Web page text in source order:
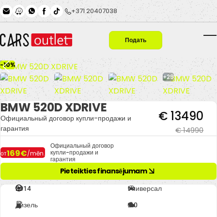
Skip to main content+371 20407038
Подать
заявку
-10%
+29
BMW 520D XDRIVE
Официальный договор купли-продажи и
гарантия
€ 14990
€ 13490
от169€/mēn.
Официальный договор
купли-продажи и
гарантия
Pieteikties finansējumam
2014 Универсал
Дизель 2.0